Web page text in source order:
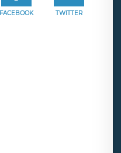
FACEBOOK TWITTER